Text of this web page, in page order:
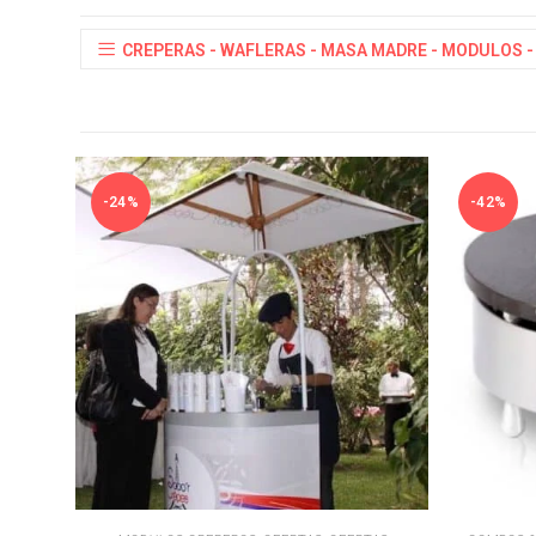
CREPERAS - WAFLERAS - MASA MADRE -
-24% -42%